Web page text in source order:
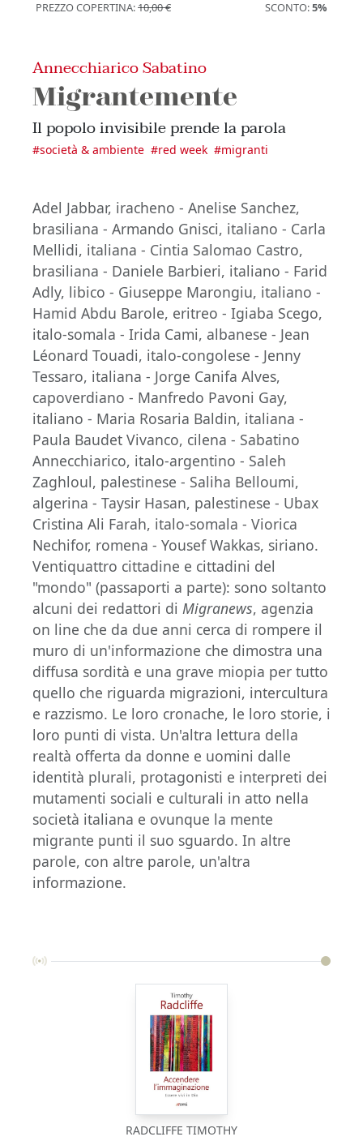
PREZZO COPERTINA:10,00 € SCONTO:5%
Annecchiarico Sabatino
Migrantemente
Il popolo invisibile prende la parola
#società & ambiente #red week #migranti
Adel Jabbar, iracheno - Anelise Sanchez,
brasiliana - Armando Gnisci, italiano - Carla
Mellidi, italiana - Cintia Salomao Castro,
brasiliana - Daniele Barbieri, italiano - Farid
Adly, libico - Giuseppe Marongiu, italiano -
Hamid Abdu Barole, eritreo - Igiaba Scego,
italo-somala - Irida Cami, albanese - Jean
Léonard Touadi, italo-congolese - Jenny
Tessaro, italiana - Jorge Canifa Alves,
capoverdiano - Manfredo Pavoni Gay,
italiano - Maria Rosaria Baldin, italiana -
Paula Baudet Vivanco, cilena - Sabatino
Annecchiarico, italo-argentino - Saleh
Zaghloul, palestinese - Saliha Belloumi,
algerina - Taysir Hasan, palestinese - Ubax
Cristina Ali Farah, italo-somala - Viorica
Nechifor, romena - Yousef Wakkas, siriano.
Ventiquattro cittadine e cittadini del
"mondo" (passaporti a parte): sono soltanto
alcuni dei redattori di Migranews, agenzia
on line che da due anni cerca di rompere il
muro di un'informazione che dimostra una
diffusa sordità e una grave miopia per tutto
quello che riguarda migrazioni, intercultura
e razzismo. Le loro cronache, le loro storie, i
loro punti di vista. Un'altra lettura della
realtà offerta da donne e uomini dalle
identità plurali, protagonisti e interpreti dei
mutamenti sociali e culturali in atto nella
società italiana e ovunque la mente
migrante punti il suo sguardo. In altre
parole, con altre parole, un'altra
informazione.
RADCLIFFE TIMOTHY